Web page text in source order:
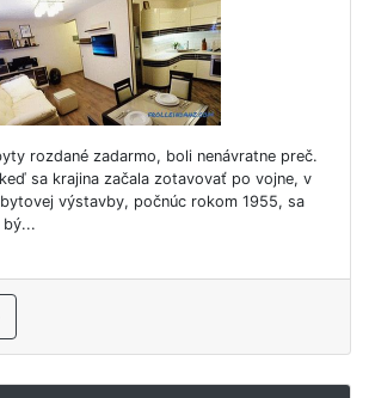
rozdané zadarmo, boli nenávratne preč.
sa krajina začala zotavovať po vojne, v
výstavby, počnúc rokom 1955, sa
bý...